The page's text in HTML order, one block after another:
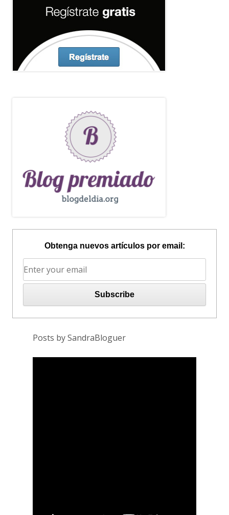
Obtenga nuevos artículos por email:
Posts by SandraBloguer